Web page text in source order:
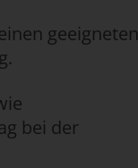
geeigneten
bei der